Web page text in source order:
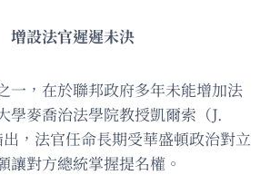
設法官遲遲未決
一，在於聯邦政府多年未能增加法
學麥喬治法學院教授凱爾索（J.
，法官任命長期受華盛頓政治對立
讓對方總統掌握提名權。